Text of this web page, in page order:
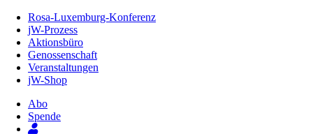
Inhalt
Seite
Rosa-Luxemburg-Konferenz
jW-Prozess
Aktionsbüro
Genossenschaft
Veranstaltungen
jW-Shop
Abo
Spende